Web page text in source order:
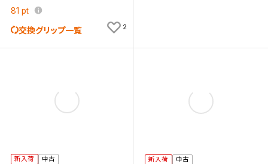
81 pt
交換グリップ一覧 2
新入荷 中古 新入荷 中古